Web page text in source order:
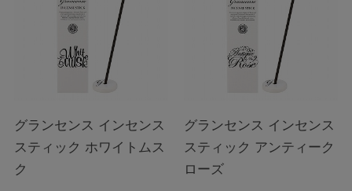
グランセンス インセンス
スティック ホワイトムス
ク
グランセンス インセンス
スティック アンティーク
ローズ